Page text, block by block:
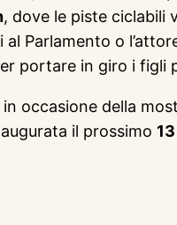
, dove le piste ciclabili
Parlamento o
portare in giro i figli
in occasione della
il prossimo